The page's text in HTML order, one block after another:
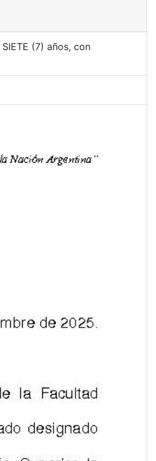
(7) años, con